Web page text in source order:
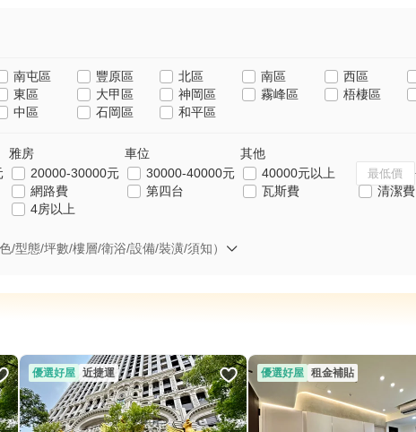
南屯區 豐原區 北區 南區 西區
東區 大甲區 神岡區 霧峰區 梧棲區
中區 石岡區 和平區
雅房 車位
其他
20000-30000元 30000-40000元 40000元以上
網路費 第四台 瓦斯費 清潔費
4房以上
色/型態/坪數/樓層/衛浴/設備/裝潢/須知）
優選好屋 近捷運 優選好屋 租金補貼